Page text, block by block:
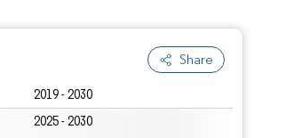
Share
2019 - 2030
2025 - 2030